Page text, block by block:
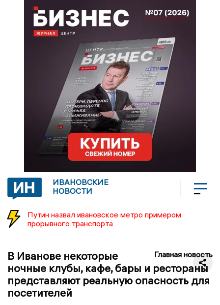
ИВАНОВСКИЕ
НОВОСТИ
Путин назвал ивановское метро примером
прорывного транспорта
Главная новость
В Иванове некоторые
ночные клубы, кафе, бары и рестораны
представляют реальную опасность для
посетителей